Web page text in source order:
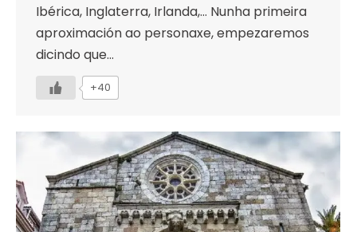
Ibérica, Inglaterra, Irlanda,… Nunha primeira
aproximación ao personaxe, empezaremos
dicindo que…
+40